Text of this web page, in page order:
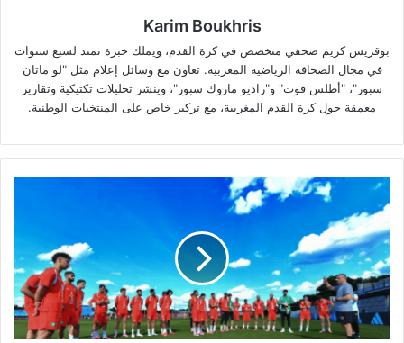
Karim Boukhris
بوقريس كريم صحفي متخصص في كرة القدم، ويملك خبرة تمتد لسبع سنوات
في مجال الصحافة الرياضية المغربية. تعاون مع وسائل إعلام مثل "لو ماتان
سبور"، "أطلس فوت" و"راديو ماروك سبور"، وينشر تحليلات تكتيكية وتقارير
معمقة حول كرة القدم المغربية، مع تركيز خاص على المنتخبات الوطنية.
إصابات
قبل
الحسم..
أسود
الأطلس
يدخلون
مواجهة
هايتي